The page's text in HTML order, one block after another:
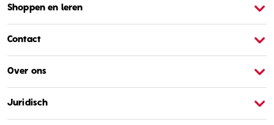
Shoppen en leren
Contact
Over ons
Juridisch